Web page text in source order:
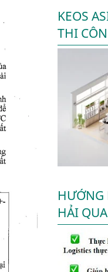
KEOS
THI
HƯỚNG
HẢI